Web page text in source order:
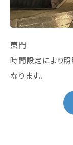
東門
時間設定により照
なります。